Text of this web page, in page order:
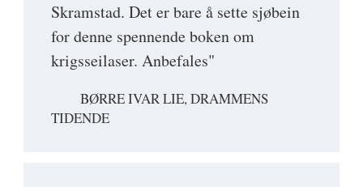
Skramstad. Det er bare å sette sjøbein
for denne spennende boken om
krigsseilaser. Anbefales"
BØRRE IVAR LIE, DRAMMENS
TIDENDE